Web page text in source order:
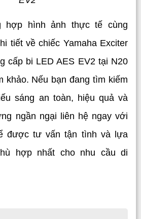
hợp hình ảnh thực tế cùng
tiết về chiếc Yamaha Exciter
cấp bi LED AES EV2 tại N20
khảo. Nếu bạn đang tìm kiếm
sáng an toàn, hiệu quả và
ngần ngại liên hệ ngay với
được tư vấn tận tình và lựa
hợp nhất cho nhu cầu di